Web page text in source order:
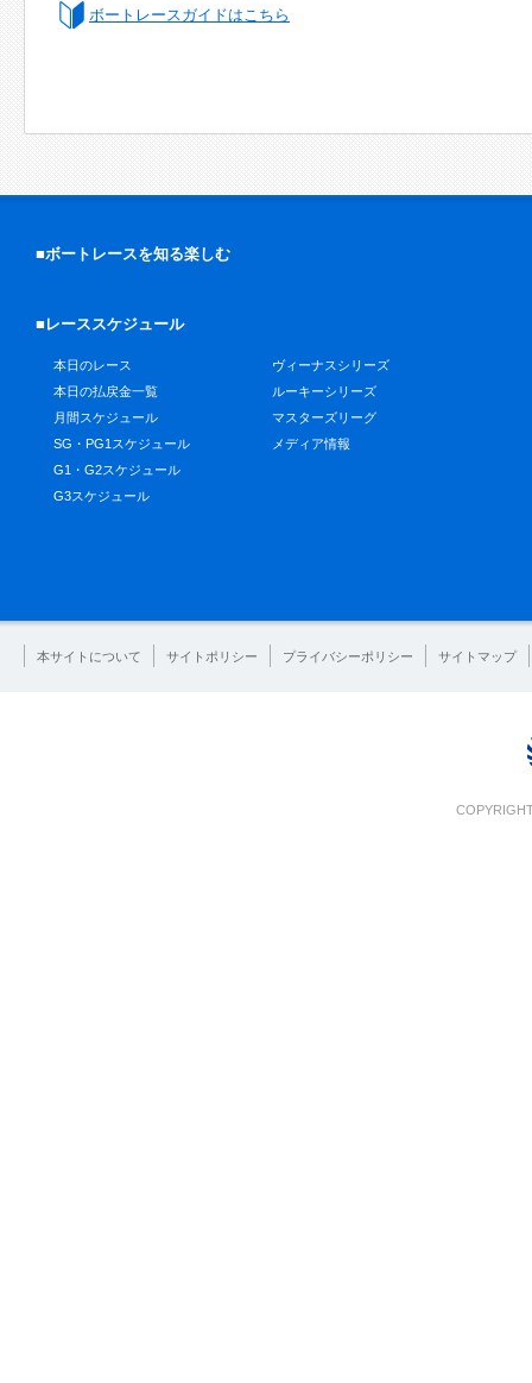
ボートレースガイドはこちら
■ボートレースを知る楽しむ
■レーススケジュール
本日のレース
本日の払戻金一覧
月間スケジュール
SG・PG1スケジュール
G1・G2スケジュール
G3スケジュール
ヴィーナスシリーズ
ルーキーシリーズ
マスターズリーグ
メディア情報
本サイトについて サイトポリシー プライバシーポリシー サイトマップ